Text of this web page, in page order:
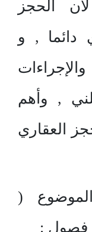
الحجز
دائما , و
, وأهم
العقاري
(
فصول :